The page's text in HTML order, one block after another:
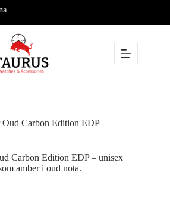
Carbon Edition EDP